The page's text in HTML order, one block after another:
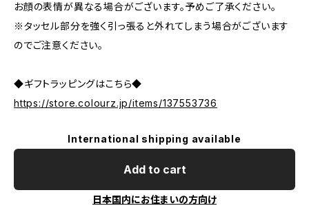
お顔の表情が異なる場合がございます。予めご了承ください。
※タッセル部分を強く引っ張ると外れてしまう場合がございます
のでご注意ください。
◆ギフトラッピングはこちら◆
https://store.colourz.jp/items/137553736
International shipping available
Add to cart
日本国内にお住まいの方向け